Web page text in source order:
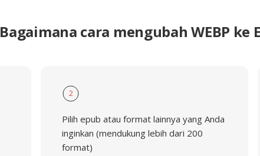
Bagaimana cara mengubah WEBP ke
2
Pilih epub atau format lainnya yang Anda
inginkan (mendukung lebih dari 200
format)